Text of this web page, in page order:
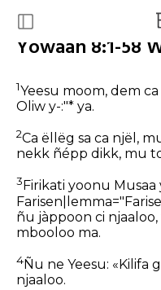
Yowaan 8:1-58
1Yeesu moom, dem
Oliw y-:"* ya.
2Ca ëllëg sa ca njël,
nekk ñépp dikk, mu
3 Firikati yoonu Musaa
ñu jàppoon ci
mbooloo ma.
4Ñu ne Yeesu: «Kilifa
njaaloo.